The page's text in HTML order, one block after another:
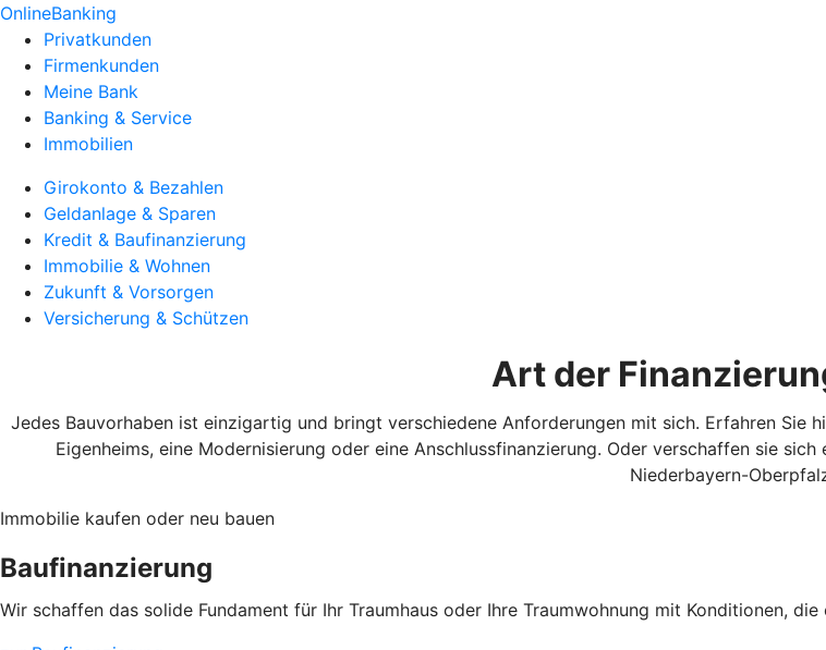
OnlineBanking
Privatkunden
Firmenkunden
Meine Bank
Banking & Service
Immobilien
Girokonto & Bezahlen
Geldanlage & Sparen
Kredit & Baufinanzierung
Immobilie & Wohnen
Zukunft & Vorsorgen
Versicherung & Schützen
Art der
Jedes Bauvorhaben ist einzigartig und bringt verschiedene Anforderungen mit sich. Erfahren Sie
Eigenheims, eine Modernisierung oder eine Anschlussfinanzierung. Oder verschaffen sie
Niederbayern-
Immobilie kaufen oder neu bauen
Baufinanzierung
Wir schaffen das solide Fundament für Ihr Traumhaus oder Ihre Traumwohnung mit Konditionen,